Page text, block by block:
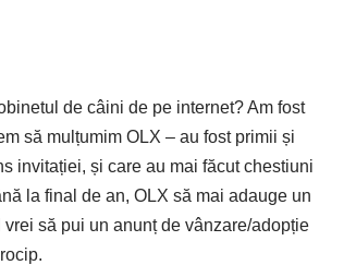
de câini de pe internet? Am fost
să mulțumim OLX – au fost primii și
invitației, și care au mai făcut chestiuni
la final de an, OLX să mai adauge un
să pui un anunț de vânzare/adopție